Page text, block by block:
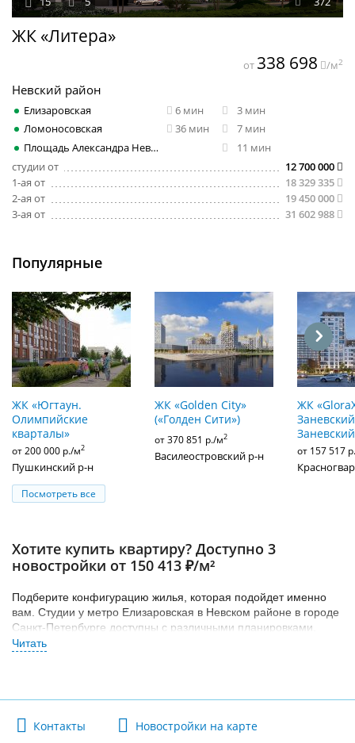
ЖК «Литера»
Невский район
Елизаровская 6 мин
3 мин
Ломоносовская
36 мин
7 мин
Площадь Александра Невского
11 мин
студии от
12 700 000
1-ая от
18 329 335
2-ая от
19 450 000
3-ая от
31 602 988
от 338 698 /м2
Популярные
ЖК «Югтаун.
Олимпийские
кварталы»
от 200 000 р./м2
Пушкинский р-н
ЖК «Golden City»
(«Голден Сити»)
от 370 851 р./м2
Василеостровский р-н
ЖК
от 157 517
Посмотреть все
Хотите купить квартиру? Доступно 3
новостройки от 150 413 ₽/м²
Подберите конфигурацию жилья, которая подойдет именно
вам. Студии у метро Елизаровская в Невском районе в городе
Санкт-Петербурге доступны с различными планировками.
Найдите свое идеальное жилье из всего многообразия
жилого комплекса и то, насколько вокруг развита
Контакты Новостройки на карте